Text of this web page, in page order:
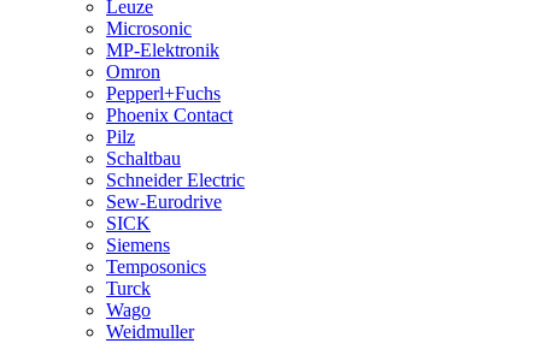
Leuze
Microsonic
MP-Elektronik
Omron
Pepperl+Fuchs
Phoenix Contact
Pilz
Schaltbau
Schneider Electric
Sew-Eurodrive
SICK
Siemens
Temposonics
Turck
Wago
Weidmuller